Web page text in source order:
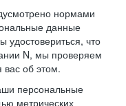
нормами
данные
удостовериться, что
N, мы проверяем
об этом.
персональные
метрических